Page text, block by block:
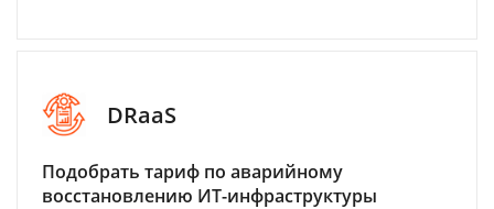
DRaaS
Подобрать тариф по аварийному
восстановлению ИТ-инфраструктуры